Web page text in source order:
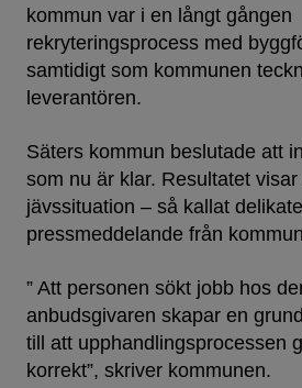
kommun var i en långt gången
rekryteringsprocess med
samtidigt som kommunen
leverantören.
Säters kommun beslutade att
som nu är klar. Resultatet
jävssituation – så kallat
pressmeddelande från
” Att personen sökt jobb hos
anbudsgivaren skapar en
till att upphandlingsprocessen
korrekt”, skriver kommunen.